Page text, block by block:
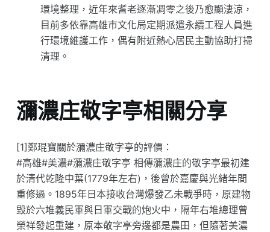
環境整理，近年來耆老逐漸凋零之後乃愈顯淒涼，
目前多依靠高雄市文化局定期派遣永續工程人員進
行環境維護工作，偶有附近熱心居民主動協助打掃
清理。
瀰濃庄敬字亭相關分享
[1]鄭琨寶關於瀰濃庄敬字亭的評價：
#高雄#美濃#瀰濃庄敬字亭 相傳瀰濃庄的敬字亭最初建
於清代乾隆中葉(1779年左右)，後曾於嘉慶與光緒年間
重修過。1895年日本接收台灣爆發乙未戰爭時，原建物
毀於六堆義民軍與日軍交戰的炮火中，隔年右堆總理曾
榮祥發起重建，原本敬字亭旁邊都是農田，但隨著美濃